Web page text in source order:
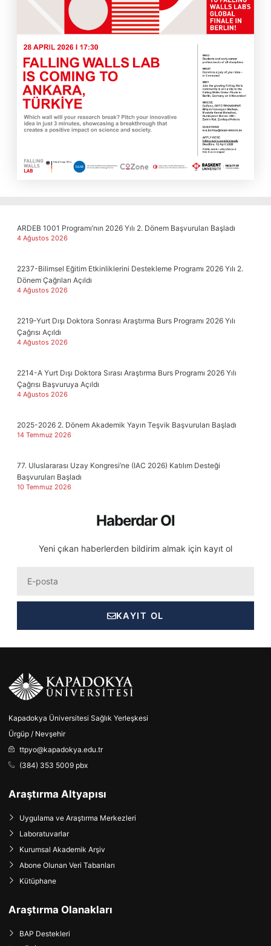
ARDEB 1001 Programı’nın 2026 Yılı 2. Dönem Başvuruları Başladı
4 Ağustos 2026
2237-Bilimsel Eğitim Etkinliklerini Destekleme Programı 2026 Yılı 2.
Dönem Çağrıları Açıldı
4 Ağustos 2026
2219-Yurt Dışı Doktora Sonrası Araştırma Burs Programı 2026 Yılı
Çağrısı Açıldı
4 Ağustos 2026
2214-A Yurt Dışı Doktora Sırası Araştırma Burs Programı 2026 Yılı
Çağrısı Başvuruya Açıldı
4 Ağustos 2026
2025-2026 2. Dönem Akademik Yayın Teşvik Başvuruları Başladı
14 Temmuz 2026
77. Uluslararası Uzay Kongresi’ne (IAC 2026) Katılım Desteği
Başvuruları Başladı
10 Temmuz 2026
Haberdar Ol
Yeni çıkan haberlerden bildirim almak için kayıt ol
KAYIT OL
Kapadokya Üniversitesi Sağlık Yerleşkesi
Ürgüp / Nevşehir
ttpyo@kapadokya.edu.tr
(384) 353 5009 pbx
Araştırma Altyapısı
Uygulama ve Araştırma Merkezleri
Laboratuvarlar
Kurumsal Akademik Arşiv
Abone Olunan Veri Tabanları
Kütüphane
Araştırma Olanakları
BAP Destekleri